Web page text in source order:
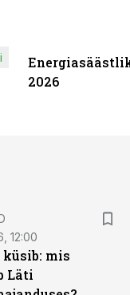
2026
12:00
küsib: mis
Läti